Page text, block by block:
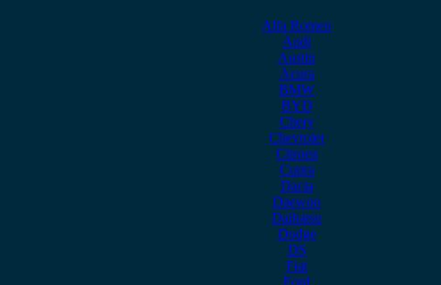
Alfa Romeo
Audi
Austin
Acura
BMW
BYD
Chery
Chevrolet
Citroen
Cupra
Dacia
Daewoo
Daihatsu
Dodge
DS
Fiat
Ford